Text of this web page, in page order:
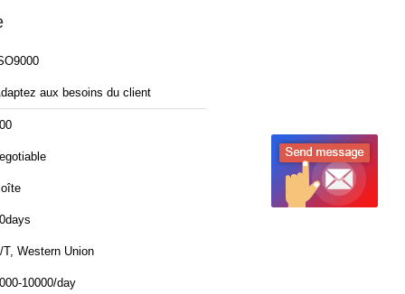
aux besoins du client
T, Western Union
10000/day